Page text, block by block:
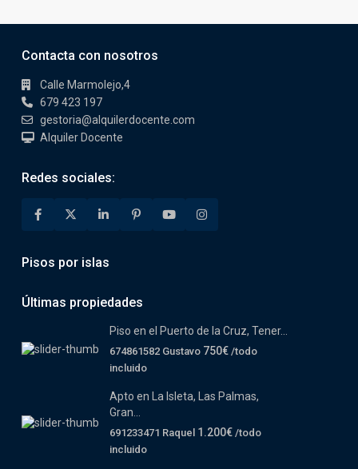
Contacta con nosotros
Calle Marmolejo,4
679 423 197
gestoria@alquilerdocente.com
Alquiler Docente
Redes sociales:
Pisos por islas
Últimas propiedades
Piso en el Puerto de la Cruz, Tener...
674861582 Gustavo 750€ /todo
incluido
Apto en La Isleta, Las Palmas,
Gran...
691233471 Raquel 1.200€ /todo
incluido